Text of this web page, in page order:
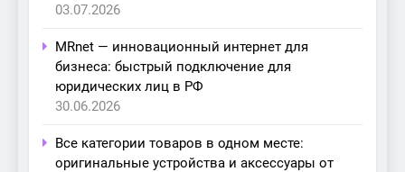
03.07.2026
MRnet — инновационный интернет для
бизнеса: быстрый подключение для
юридических лиц в РФ
30.06.2026
Все категории товаров в одном месте:
оригинальные устройства и аксессуары от